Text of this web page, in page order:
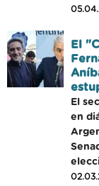
El
El
en